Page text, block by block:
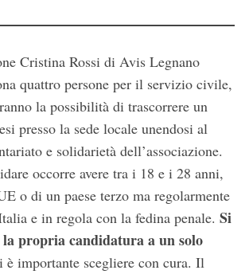
Cristina Rossi di Avis Legnano
quattro persone per il servizio civile,
la possibilità di trascorrere un
presso la sede locale unendosi al
e solidarietà dell’associazione.
occorre avere tra i 18 e i 28 anni,
o di un paese terzo ma regolarmente
e in regola con la fedina penale. Si
propria candidatura a un solo
è importante scegliere con cura. Il